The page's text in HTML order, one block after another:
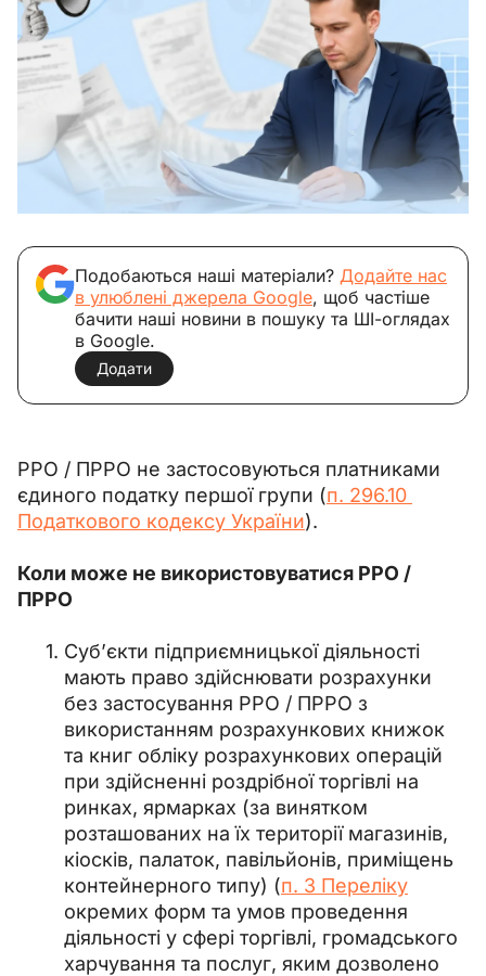
Подобаються наші матеріали? Додайте нас
в улюблені джерела Google, щоб частіше
бачити наші новини в пошуку та ШІ-оглядах
в Google.
Додати
РРО / ПРРО не застосовуються платниками
єдиного податку першої групи (п. 296.10
Податкового кодексу України).
Коли може не використовуватися РРО /
ПРРО
Суб’єкти підприємницької діяльності
мають право здійснювати розрахунки
без застосування РРО / ПРРО з
використанням розрахункових книжок
та книг обліку розрахункових операцій
при здійсненні роздрібної торгівлі на
ринках, ярмарках (за винятком
розташованих на їх території магазинів,
кіосків, палаток, павільйонів, приміщень
контейнерного типу) (п. 3 Переліку
окремих форм та умов проведення
діяльності у сфері торгівлі, громадського
харчування та послуг, яким дозволено